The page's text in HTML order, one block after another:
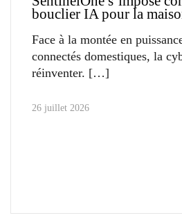
bouclier IA pour la
Face à la montée en
connectés domestiques, la
réinventer.
26 juillet 2026